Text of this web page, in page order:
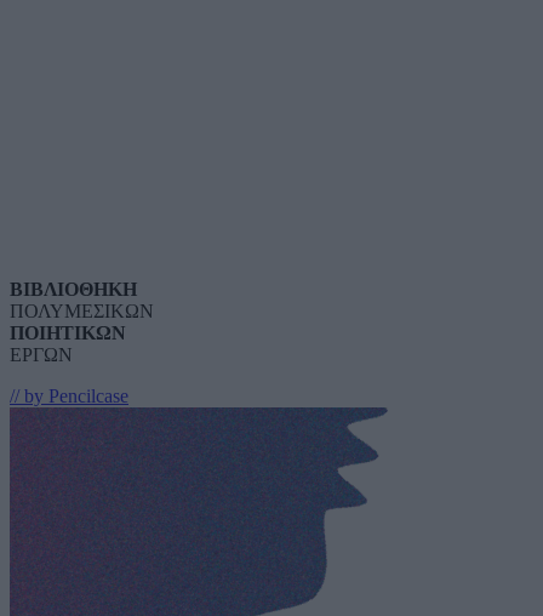
ΒΙΒΛΙΟΘΗΚΗ
ΠΟΛΥΜΕΣΙΚΩΝ
ΠΟΙΗΤΙΚΩΝ
ΕΡΓΩΝ
// by Pencilcase